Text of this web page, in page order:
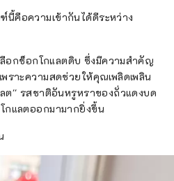
คือความเข้ากันได้ดีระหว่าง
ลือกช็อกโกแลตดิบ ซึ่งมีความสำคัญ
ราะความสดช่วยให้คุณเพลิดเพลิน
ต'' รสชาติอันหรูหราของถั่วแดงบด
กแลตออกมามากยิ่งขึ้น